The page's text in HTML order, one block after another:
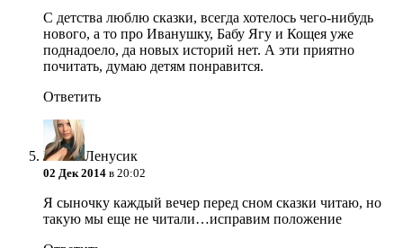
С детства люблю сказки, всегда хотелось чего-нибудь
нового, а то про Иванушку, Бабу Ягу и Кощея уже
поднадоело, да новых историй нет. А эти приятно
почитать, думаю детям понравится.
Ответить
Ленусик
02 Дек 2014 в 20:02
Я сыночку каждый вечер перед сном сказки читаю, но
такую мы еще не читали…исправим положение